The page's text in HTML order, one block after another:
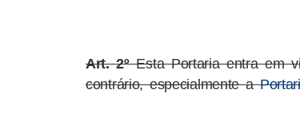
Art. 2ºEsta Portaria entra em
contrário, especialmente a